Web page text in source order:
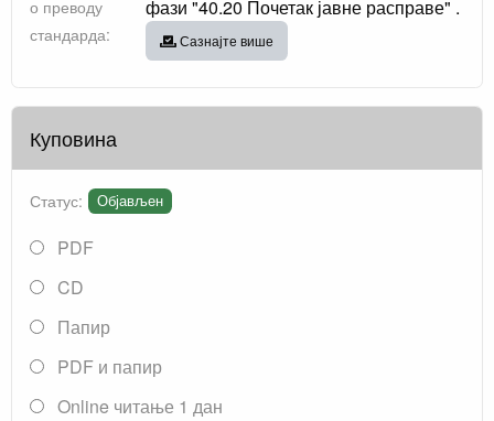
о преводу
стандарда:
фази "40.20 Почетак јавне расправе" .
Сазнајте више
Куповина
Статус: Објављен
PDF
CD
Папир
PDF и папир
Online читање 1 дан